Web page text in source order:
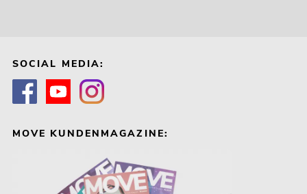
SOCIAL MEDIA:
MOVE KUNDENMAGAZINE: